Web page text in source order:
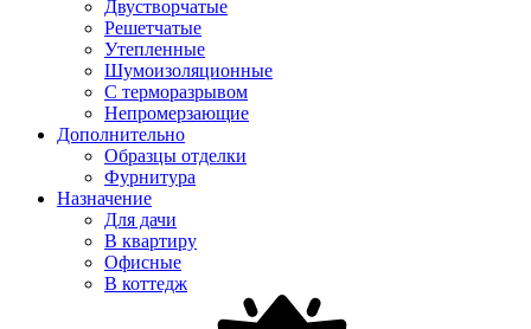
Двустворчатые
Решетчатые
Утепленные
Шумоизоляционные
С терморазрывом
Непромерзающие
Дополнительно
Образцы отделки
Фурнитура
Назначение
Для дачи
В квартиру
Офисные
В коттедж